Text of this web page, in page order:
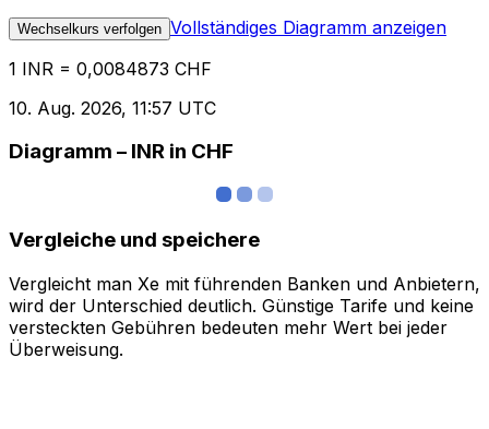
Wechselkurs verfolgen Vollständiges Diagramm anzeigen
1 INR = 0,0084873 CHF
10. Aug. 2026, 11:57 UTC
Diagramm – INR in CHF
Vergleiche und speichere
Vergleicht man Xe mit führenden Banken und Anbietern,
wird der Unterschied deutlich. Günstige Tarife und keine
versteckten Gebühren bedeuten mehr Wert bei jeder
Überweisung.